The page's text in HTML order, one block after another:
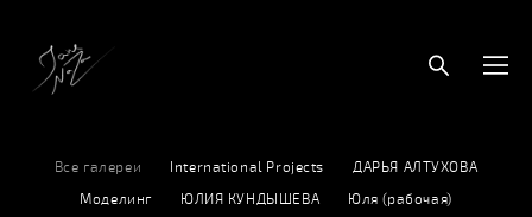
Все галереи International Projects
ДАРЬЯ АЛТУХОВА
Моделинг
ЮЛИЯ КУНДЫШЕВА Юля (рабочая)